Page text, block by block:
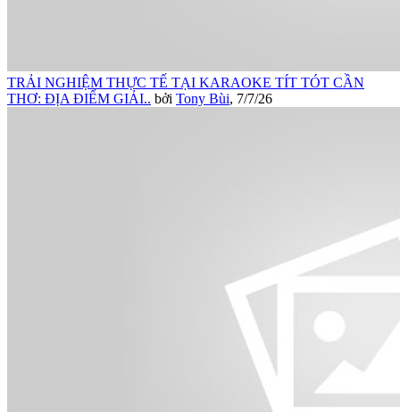
TRẢI NGHIỆM THỰC TẾ TẠI KARAOKE TÍT TÓT CẦN
THƠ: ĐỊA ĐIỂM GIẢI.. bởi Tony Bùi, 7/7/26